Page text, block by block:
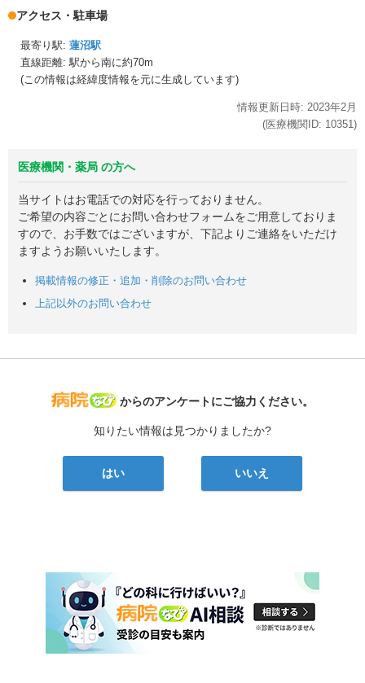
アクセス・駐車場
最寄り駅: 蓮沼駅
直線距離: 駅から南に約70m
(この情報は経緯度情報を元に生成しています)
情報更新日時: 2023年2月
(医療機関ID: 10351)
医療機関・薬局 の方へ
当サイトはお電話での対応を行っておりません。
ご希望の内容ごとにお問い合わせフォームをご用意しておりま
すので、お手数ではございますが、下記よりご連絡をいただけ
ますようお願いいたします。
掲載情報の修正・追加・削除のお問い合わせ
上記以外のお問い合わせ
病院なび
からのアンケートにご協力ください。
知りたい情報は見つかりましたか?
はい いいえ